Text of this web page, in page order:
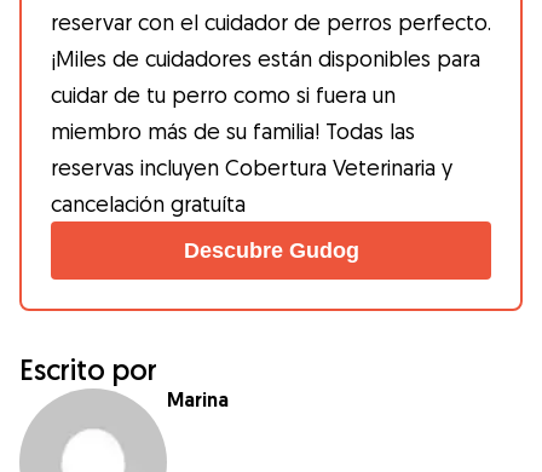
reservar con el cuidador de perros perfecto.
¡Miles de cuidadores están disponibles para
cuidar de tu perro como si fuera un
miembro más de su familia! Todas las
reservas incluyen Cobertura Veterinaria y
cancelación gratuíta
Descubre Gudog
Escrito por
Marina